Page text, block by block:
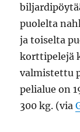
puolelta
ja toiselta
korttipelejä
valmistettu
pelialue on
300 kg. (via